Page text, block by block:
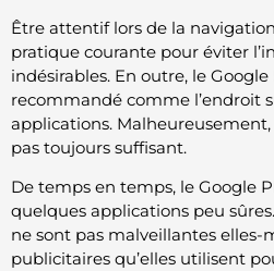
Être attentif lors de la
pratique courante pour éviter
indésirables. En outre, le
recommandé comme l’endroit
applications. Malheureusement,
pas toujours suffisant.
De temps en temps, le Google
quelques applications peu
ne sont pas malveillantes elles-
publicitaires qu’elles utilisent